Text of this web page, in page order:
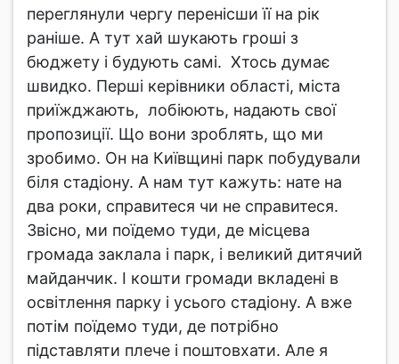
переглянули чергу перенісши її на рік
раніше. А тут хай шукають гроші з
бюджету і будують самі. Хтось думає
швидко. Перші керівники області, міста
приїжджають, лобіюють, надають свої
пропозиції. Що вони зроблять, що ми
зробимо. Он на Київщині парк побудували
біля стадіону. А нам тут кажуть: нате на
два роки, справитеся чи не справитеся.
Звісно, ми поїдемо туди, де місцева
громада заклала і парк, і великий дитячий
майданчик. І кошти громади вкладені в
освітлення парку і усього стадіону. А вже
потім поїдемо туди, де потрібно
підставляти плече і поштовхати. Але я